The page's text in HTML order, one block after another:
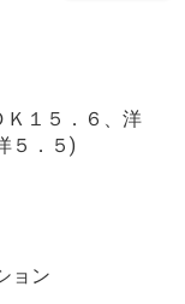
Ｋ１５．６、洋
５．５)
ョン